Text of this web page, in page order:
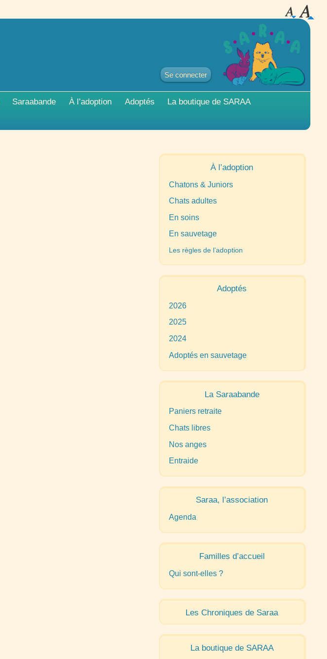
Se connecter
Saraabande À l’adoption Adoptés La boutique de SARAA
À l’adoption
Chatons & Juniors
Chats adultes
En soins
En sauvetage
Les règles de l’adoption
Adoptés
2026
2025
2024
Adoptés en sauvetage
La Saraabande
Paniers retraite
Chats libres
Nos anges
Entraide
Saraa, l’association
Agenda
Familles d’accueil
Qui sont-elles ?
Les Chroniques de Saraa
La boutique de SARAA